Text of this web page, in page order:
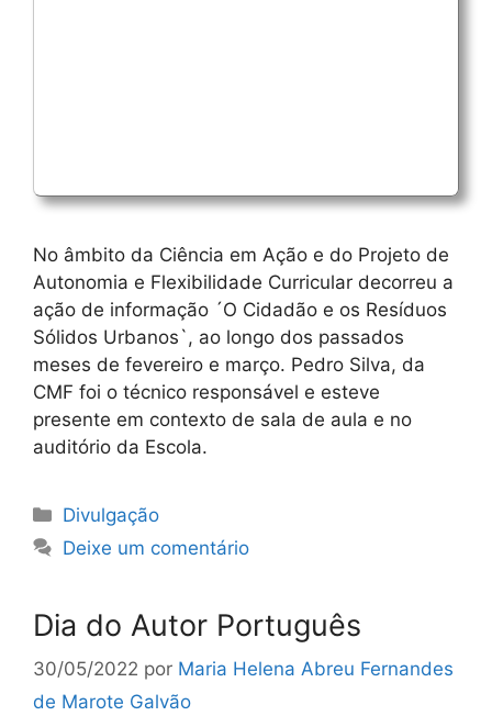
No âmbito da Ciência em Ação e do Projeto de
Autonomia e Flexibilidade Curricular decorreu a
ação de informação ´O Cidadão e os Resíduos
Sólidos Urbanos`, ao longo dos passados
meses de fevereiro e março. Pedro Silva, da
CMF foi o técnico responsável e esteve
presente em contexto de sala de aula e no
auditório da Escola.
Categorias
Divulgação
Deixe um comentário
Dia do Autor Português
30/05/2022 por Maria Helena Abreu Fernandes
de Marote Galvão